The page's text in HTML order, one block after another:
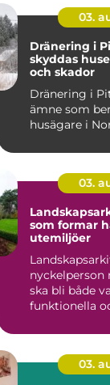
03.
Dränering i
skyddas
och skador
Dränering i
ämne som
husägare i
03.
som formar
utemiljöer
nyckelperson
ska bli både
funktionella
03.